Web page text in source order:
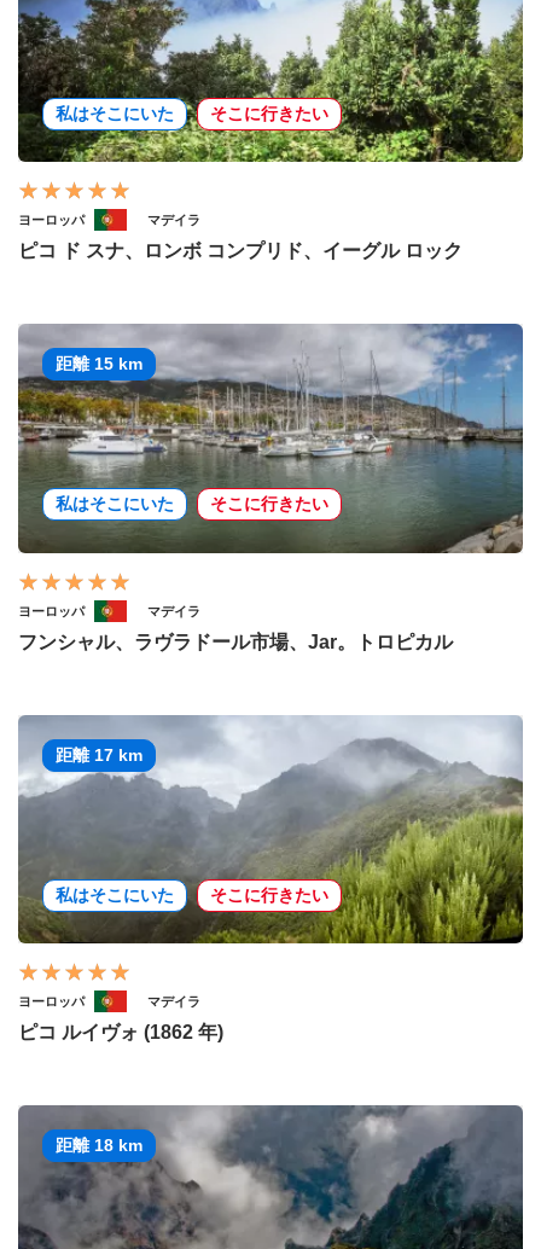
私はそこにいた そこに行きたい
ヨーロッパ マデイラ
ピコ ド スナ、ロンボ コンプリド、イーグル ロック
距離 15 km
私はそこにいた そこに行きたい
ヨーロッパ マデイラ
フンシャル、ラヴラドール市場、Jar。トロピカル
距離 17 km
私はそこにいた そこに行きたい
ヨーロッパ マデイラ
ピコ ルイヴォ (1862 年)
距離 18 km